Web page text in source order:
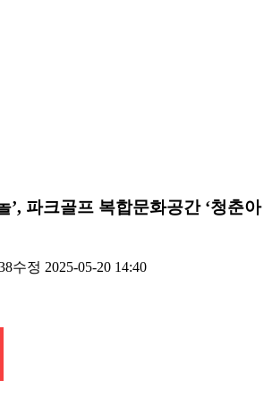
’, 파크골프 복합문화공간 ‘청춘아
수정 2025-05-20 14:40